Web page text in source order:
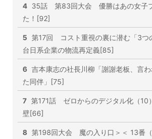
4 35話 第83回大会 優勝はあの女子
た！[92]
5 第17回 コスト重視の裏に潜む「3つ
台日系企業の物流再定義[85]
6 吉本康志の社長川柳「謝謝老板、言
た同伴」[75]
7 第171話 ゼロからのデジタル化（10
壁[66]
8 第198回大会 魔の入り口＞＜ 13番